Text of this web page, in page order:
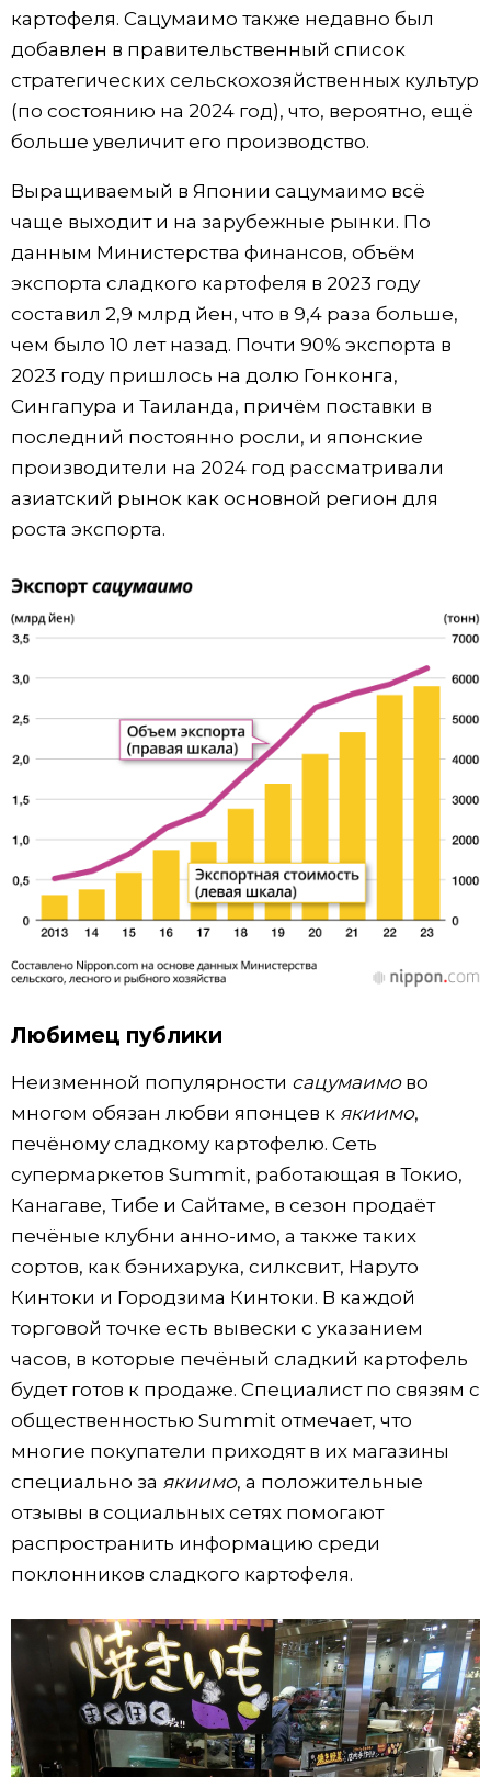
картофеля. Сацумаимо также недавно был
добавлен в правительственный список
стратегических сельскохозяйственных культур
(по состоянию на 2024 год), что, вероятно, ещё
больше увеличит его производство.
Выращиваемый в Японии сацумаимо всё
чаще выходит и на зарубежные рынки. По
данным Министерства финансов, объём
экспорта сладкого картофеля в 2023 году
составил 2,9 млрд йен, что в 9,4 раза больше,
чем было 10 лет назад. Почти 90% экспорта в
2023 году пришлось на долю Гонконга,
Сингапура и Таиланда, причём поставки в
последний постоянно росли, и японские
производители на 2024 год рассматривали
азиатский рынок как основной регион для
роста экспорта.
Любимец публики
Неизменной популярности сацумаимово
многом обязан любви японцев к якиимо,
печёному сладкому картофелю. Сеть
супермаркетов Summit, работающая в Токио,
Канагаве, Тибе и Сайтаме, в сезон продаёт
печёные клубни анно-имо, а также таких
сортов, как бэнихарука, силксвит, Наруто
Кинтоки и Городзима Кинтоки. В каждой
торговой точке есть вывески с указанием
часов, в которые печёный сладкий картофель
будет готов к продаже. Специалист по связям с
общественностью Summit отмечает, что
многие покупатели приходят в их магазины
специально за якиимо, а положительные
отзывы в социальных сетях помогают
распространить информацию среди
поклонников сладкого картофеля.